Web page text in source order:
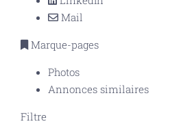
Mail
Marque-pages
Photos
Annonces similaires
Filtre